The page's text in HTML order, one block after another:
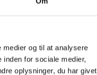
og til at analysere
for sociale medier,
oplysninger, du har givet